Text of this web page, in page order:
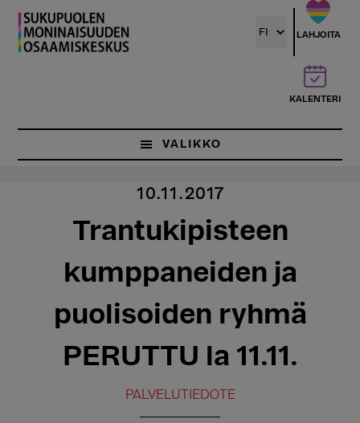
Hyppää
pääsisältöön
LAHJOITA
KALENTERI
VALIKKO
10.11.2017
Trantukipisteen
kumppaneiden ja
puolisoiden ryhmä
PERUTTU la 11.11.
PALVELUTIEDOTE